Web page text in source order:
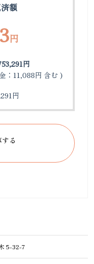
額
円
円
：11,088円 含む )
円
5-32-7